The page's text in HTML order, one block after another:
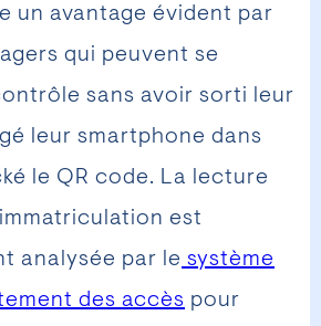
un avantage évident par
qui peuvent se
sans avoir sorti leur
leur smartphone dans
le QR code. La lecture
est
analysée par le système
des accès pour